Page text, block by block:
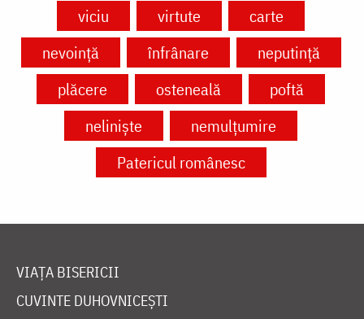
viciu
virtute
carte
nevoință
înfrânare
neputință
plăcere
osteneală
poftă
neliniște
nemulțumire
Patericul românesc
VIAȚA BISERICII
CUVINTE DUHOVNICEȘTI